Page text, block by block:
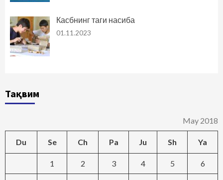
Касбнинг таги насиба
01.11.2023
Тақвим
May 2018
Du Se Ch Pa Ju Sh Ya
1 2 3 4 5 6